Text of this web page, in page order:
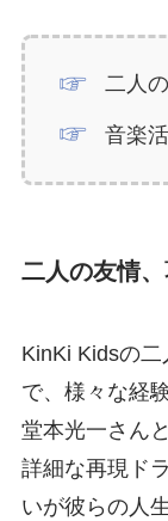
二人
音楽
二人の友情
KinKi Kidsの
で、様々な経
堂本光一さん
詳細な再現ド
いが彼らの人